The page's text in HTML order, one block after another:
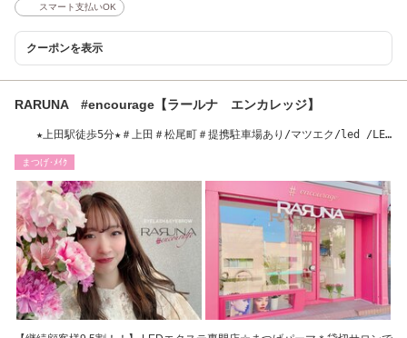
スマート支払いOK
クーポンを表示
RARUNA #encourage【ラールナ エンカレッジ】
★上田駅徒歩5分★＃上田＃松尾町＃提携駐車場あり/マツエク/led /LED
まつげ･ﾒｲｸ